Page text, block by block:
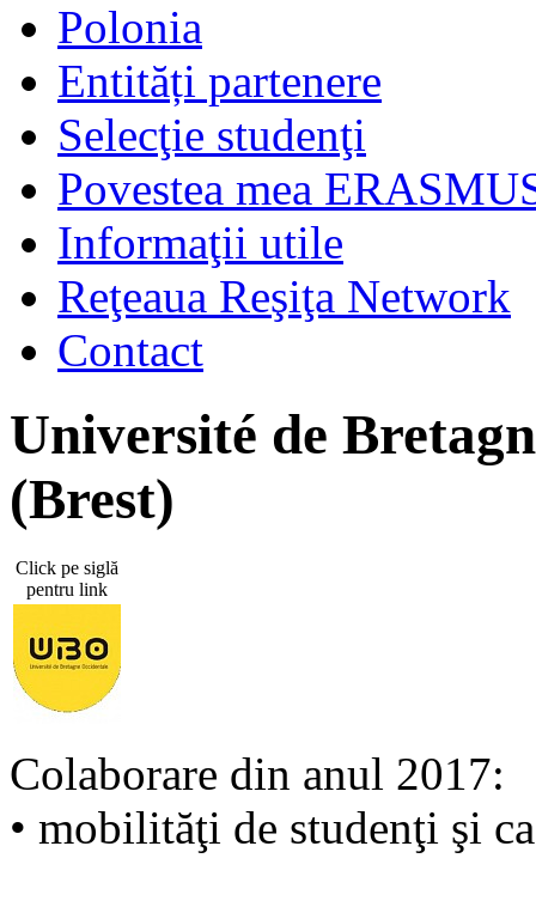
Polonia
Entități partenere
Selecţie studenţi
Povestea mea
Informaţii utile
Reţeaua Reşiţa Network
Contact
Université de
(Brest)
Click pe siglă
pentru link
Colaborare din anul 2017:
• mobilităţi de studenţi şi